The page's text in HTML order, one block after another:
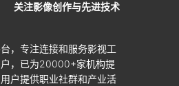
关注影像创作与先进技术
，专注连接和服务影视工
，已为20000+家机构提
户提供职业社群和产业活